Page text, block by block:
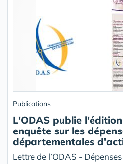
Publications
L'ODAS publie
enquête sur les
départementales
Lettre de l’ODAS -